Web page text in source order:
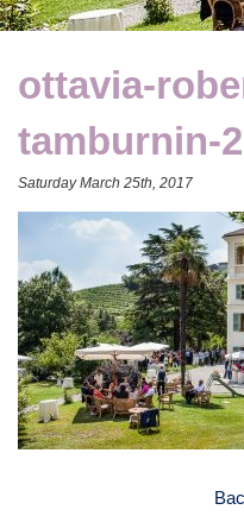
ottavia-
tamburnin-
Saturday March 25th, 2017